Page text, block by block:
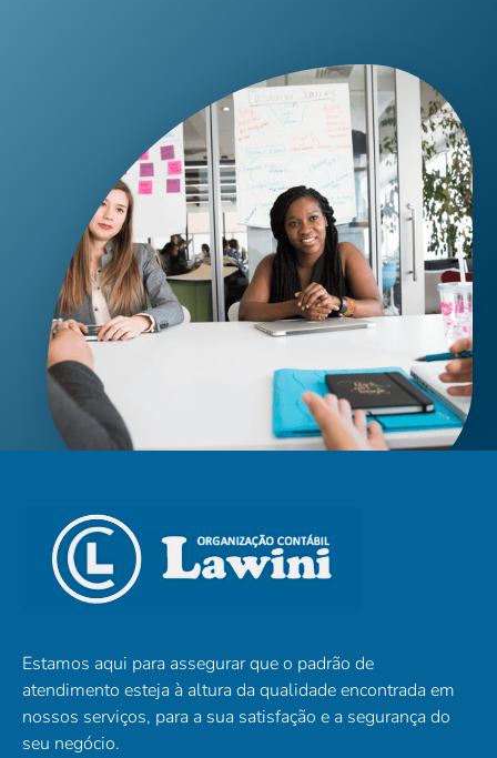
Estamos aqui para assegurar que o padrão de
atendimento esteja à altura da qualidade encontrada em
nossos serviços, para a sua satisfação e a segurança do
seu negócio.